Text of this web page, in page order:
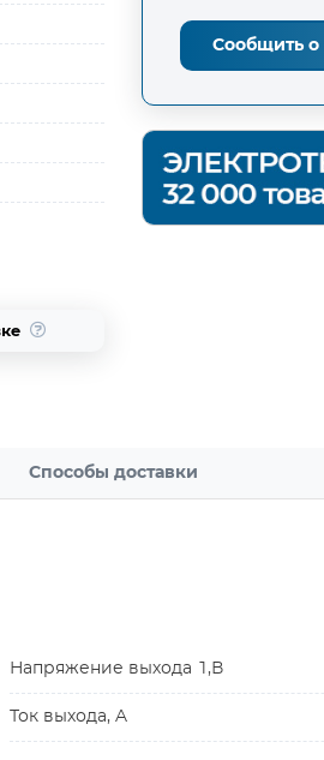
Сообщить о
Способы доставки
Напряжение выхода 1,В
Ток выхода, A